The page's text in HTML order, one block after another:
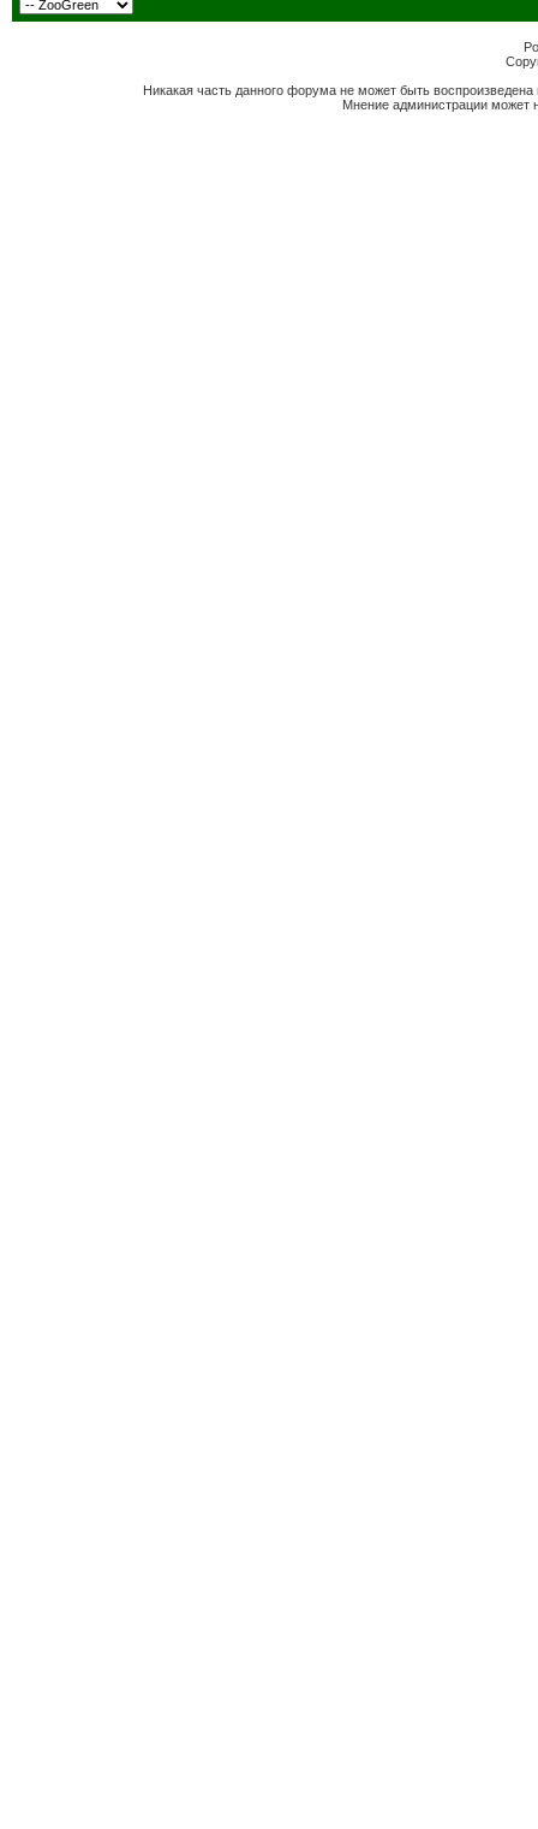
Никакая часть данного форума не может быть
Мнение администрации может